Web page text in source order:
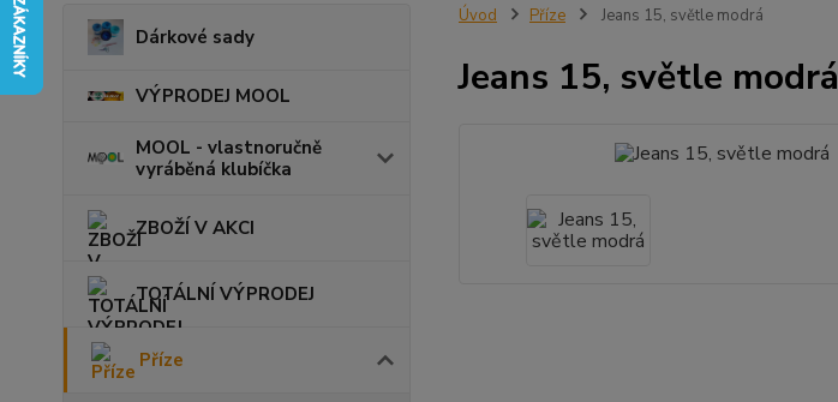
Dárkové sady
VÝPRODEJ MOOL
MOOL - vlastnoručně
vyráběná klubíčka
ZBOŽÍ V AKCI
TOTÁLNÍ VÝPRODEJ
Příze
Úvod Příze Jeans 15, světle modrá
Jeans 15, světle modrá